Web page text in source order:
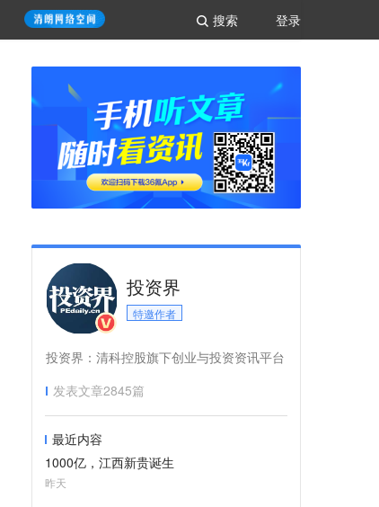
登录
搜索
投资界
特邀作者
投资界：清科控股旗下创业与投资资讯平台
发表文章2845篇
最近内容
1000亿，江西新贵诞生
昨天